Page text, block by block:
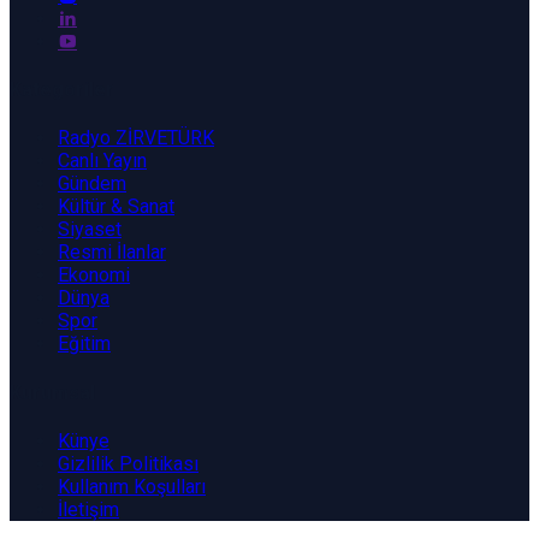
Radyo ZİRVETÜRK
Canlı Yayın
Gündem
Kültür & Sanat
Siyaset
Resmi İlanlar
Ekonomi
Dünya
Spor
Eğitim
Künye
Gizlilik Politikası
Kullanım Koşulları
İletişim